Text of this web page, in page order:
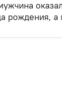
рождения, а